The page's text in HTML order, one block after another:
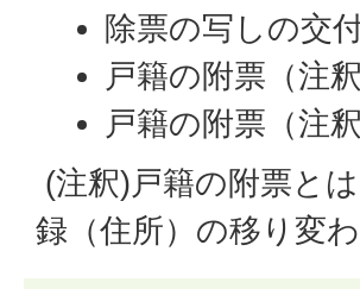
除票の写しの交
戸籍の附票（注
戸籍の附票（注
(注釈)戸籍の附票と
録（住所）の移り変